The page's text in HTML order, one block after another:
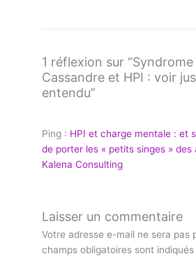
1 réflexion sur
Cassandre et HPI : voir
entendu”
Ping : HPI et charge mentale : et
de porter les « petits singes » des
Kalena Consulting
Laisser un commentaire
Votre adresse e-mail ne sera pas
champs obligatoires sont